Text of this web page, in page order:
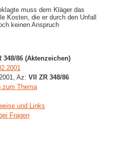
muss dem Kläger das
Kosten, die er durch den Unfall
keinen Anspruch
348/86 (Aktenzeichen)
Az: VII ZR 348/86
zum Thema
und Links
Fragen